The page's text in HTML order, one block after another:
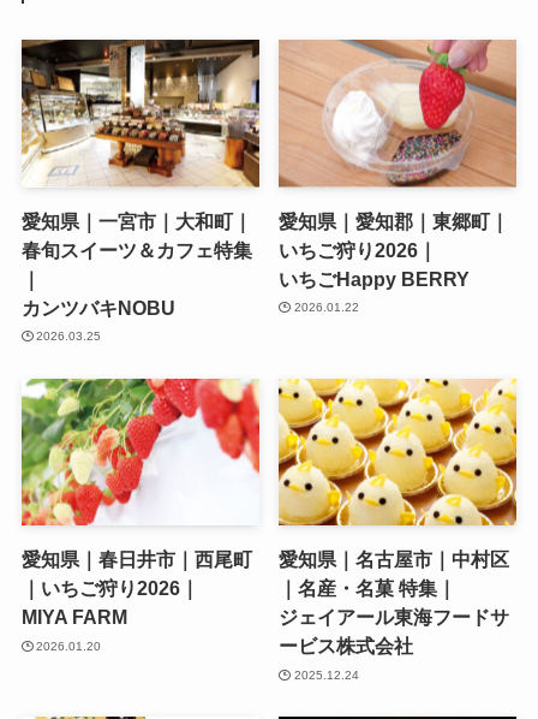
愛知県｜一宮市｜大和町｜
春旬スイーツ＆カフェ特集
｜
カンツバキNOBU
2026.03.25
愛知県｜愛知郡｜東郷町｜
いちご狩り2026｜
いちごHappy BERRY
2026.01.22
愛知県｜春日井市｜西尾町
｜いちご狩り2026｜
MIYA FARM
2026.01.20
愛知県｜名古屋市｜中村区
｜名産・名菓 特集｜
ジェイアール東海フードサ
ービス株式会社
2025.12.24